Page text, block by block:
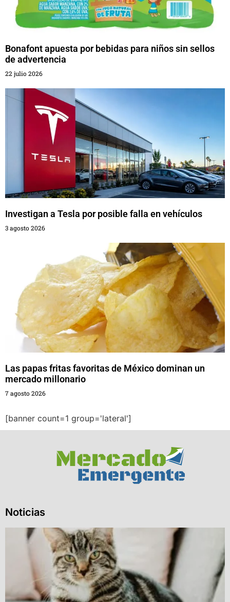
Bonafont apuesta por bebidas para niños sin sellos
de advertencia
22 julio 2026
Investigan a Tesla por posible falla en vehículos
3 agosto 2026
Las papas fritas favoritas de México dominan un
mercado millonario
7 agosto 2026
[banner count=1 group='lateral']
Noticias